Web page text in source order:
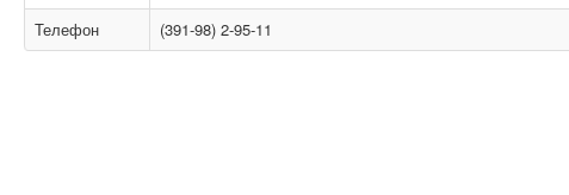
Телефон
(391-98) 2-95-11